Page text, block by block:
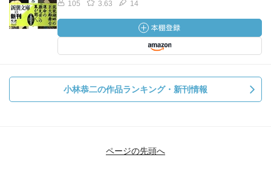
105 3.63 14
小林恭二の作品ランキング・新刊情報
ページの先頭へ